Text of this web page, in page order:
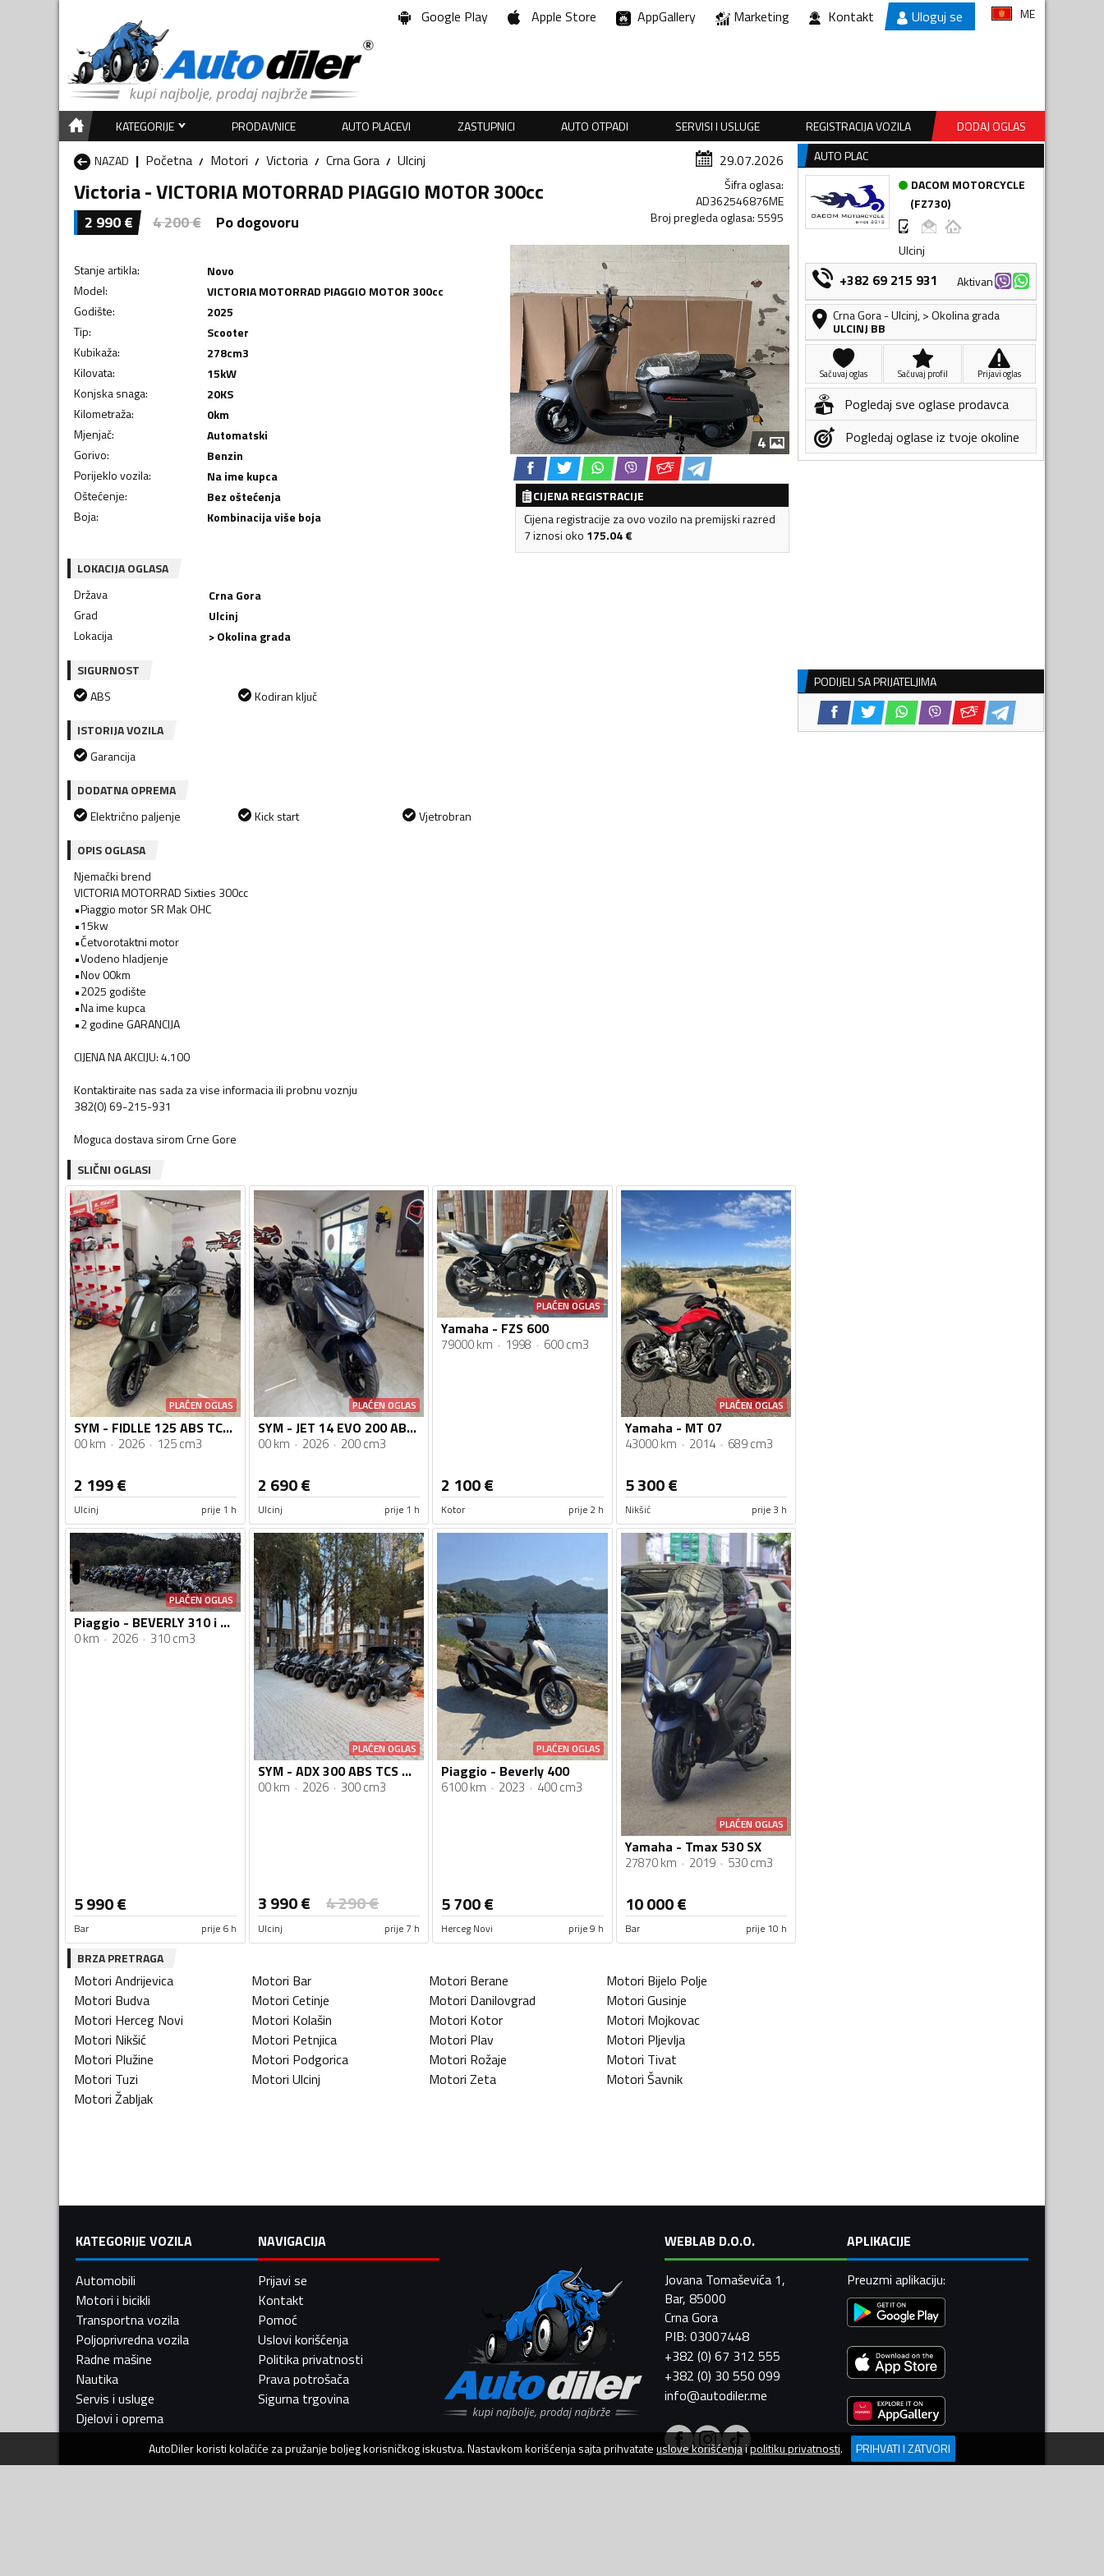
Google Play Apple Store AppGallery Marketing Kontakt Uloguj se ME
KATEGORIJE PRODAVNICE AUTO PLACEVI ZASTUPNICI AUTO OTPADI SERVISI I USLUGE REGISTRACIJA VOZILA
DODAJ OGLAS
NAZAD
Početna Motori Victoria Crna Gora Ulcinj 29.07.2026
Victoria - VICTORIA MOTORRAD PIAGGIO MOTOR 300cc
2 990€ 4 200€ Po dogovoru
Šifra oglasa:
AD362546876ME
Broj pregleda oglasa:5595
Stanje artikla:
Novo
Model:
VICTORIA MOTORRAD PIAGGIO MOTOR 300cc
Godište:
2025
Tip:
Scooter
Kubikaža: 278cm3
Kilovata: 15kW
Konjska snaga: 20KS
Kilometraža: 0km
Mjenjač:
Automatski
Gorivo:
Benzin
Porijeklo vozila:
Na ime kupca
Oštećenje:
Bez oštećenja
Boja: Kombinacija više boja
4
CIJENA REGISTRACIJE
Cijena registracije za ovo vozilo na premijski razred
7 iznosi oko 175.04€
LOKACIJA OGLASA
Država
Crna Gora
Grad
Ulcinj
Lokacija
> Okolina grada
SIGURNOST
ABS
Kodiran ključ
ISTORIJA VOZILA
Garancija
DODATNA OPREMA
Električno paljenje
Kick start
Vjetrobran
OPIS OGLASA
Njemački brend
VICTORIA MOTORRAD Sixties 300cc
•Piaggio motor SR Mak OHC
•15kw
•Četvorotaktni motor
•Vodeno hladjenje
•Nov 00km
•2025 godište
•Na ime kupca
•2 godine GARANCIJA
CIJENA NA AKCIJU: 4.100
Kontaktiraite nas sada za vise informacia ili probnu voznju
382(0) 69-215-931
Moguca dostava sirom Crne Gore
SLIČNI OGLASI
PLAĆEN OGLAS
SYM - FIDLLE 125 ABS TCS Nova Generacija
00 km 2026 125 cm3
2 199€
Ulcinj prije 1 h
PLAĆEN OGLAS
SYM - JET 14 EVO 200 ABS 2026
00 km 2026 200 cm3
2 690€
Ulcinj prije 1 h
PLAĆEN OGLAS
Yamaha - FZS 600
79000 km 1998 600 cm3
2 100€
Kotor prije 2 h
PLAĆEN OGLAS
Yamaha - MT 07
43000 km 2014 689 cm3
5 300€
Nikšić prije 3 h
PLAĆEN OGLAS
Piaggio - BEVERLY 310 i 400 HPE
0 km 2026 310 cm3
5 990€
Bar prije 6 h
PLAĆEN OGLAS
SYM - ADX 300 ABS TCS Novi Model
00 km 2026 300 cm3
3 990€ 4 290€
Ulcinj prije 7 h
PLAĆEN OGLAS
Piaggio - Beverly 400
6100 km 2023 400 cm3
5 700€
Herceg Novi prije 9 h
PLAĆEN OGLAS
Yamaha - Tmax 530 SX
27870 km 2019 530 cm3
10 000€
Bar prije 10 h
BRZA PRETRAGA
Motori Andrijevica Motori Bar Motori Berane Motori Bijelo Polje
Motori Budva Motori Cetinje Motori Danilovgrad Motori Gusinje
Motori Herceg Novi Motori Kolašin Motori Kotor Motori Mojkovac
Motori Nikšić Motori Petnjica Motori Plav Motori Pljevlja
Motori Plužine Motori Podgorica Motori Rožaje Motori Tivat
Motori Tuzi Motori Ulcinj Motori Zeta Motori Šavnik
Motori Žabljak
AUTO PLAC
DACOM MOTORCYCLE
(FZ730)
Ulcinj
+382 69 215 931
Aktivan
Crna Gora-Ulcinj,> Okolina grada
ULCINJ BB
Sačuvaj oglas Sačuvaj profil Prijavi oglas
Pogledaj sve oglase prodavca
Pogledaj oglase iz tvoje okoline
PODIJELI SA PRIJATELJIMA
KATEGORIJE VOZILA
Automobili
Motori i bicikli
Transportna vozila
Poljoprivredna vozila
Radne mašine
Nautika
Servis i usluge
Djelovi i oprema
NAVIGACIJA
Prijavi se
Kontakt
Pomoć
Uslovi korišćenja
Politika privatnosti
Prava potrošača
Sigurna trgovina
WEBLAB D.O.O.
Jovana Tomaševića 1,
Bar, 85000
Crna Gora
PIB: 03007448
+382 (0) 67 312 555
+382 (0) 30 550 099
info@autodiler.me
APLIKACIJE
Preuzmi aplikaciju:
AutoDilerkoristi kolačiće za pružanje boljeg korisničkog iskustva. Nastavkom korišćenja sajta prihvatateuslove korišćenjaipolitiku privatnosti. PRIHVATI I ZATVORI